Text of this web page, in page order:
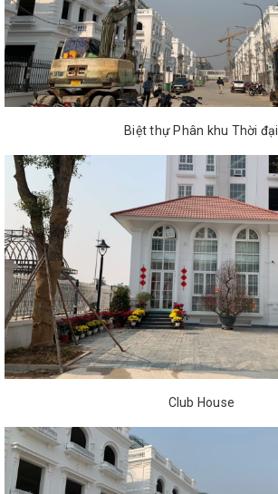
Biệt thự Phân khu Thời đại
Club House